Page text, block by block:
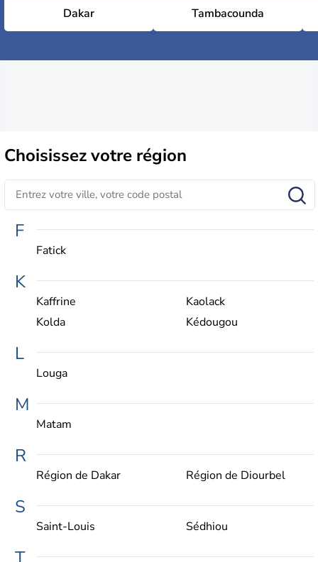
Dakar Tambacounda
Choisissezvotre région
F
Fatick
K
Kaffrine
Kaolack
Kolda
Kédougou
L
Louga
M
Matam
R
Région de Dakar Région de Diourbel
S
Saint-Louis Sédhiou